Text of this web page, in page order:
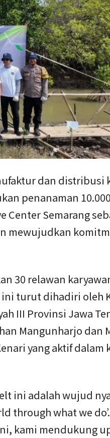
dan distribusi
penanaman
Center Semarang
mewujudkan
30 relawan
ini turut dihadiri oleh
III Provinsi Jawa
Mangunharjo dan
yang aktif dalam
ini adalah wujud
through what we
kami mendukung